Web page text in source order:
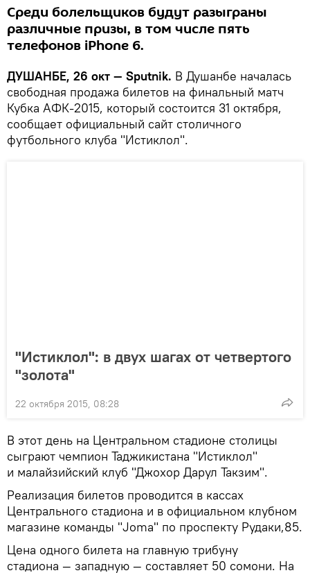
Среди болельщиков будут разыграны
различные призы, в том числе пять
телефонов iPhone 6.
ДУШАНБЕ, 26 окт — Sputnik. В Душанбе началась
свободная продажа билетов на финальный матч
Кубка АФК-2015, который состоится 31 октября,
сообщает официальный сайт столичного
футбольного клуба "Истиклол".
"Истиклол": в двух шагах от четвертого
"золота"
22 октября 2015, 08:28
В этот день на Центральном стадионе столицы
сыграют чемпион Таджикистана "Истиклол"
и малайзийский клуб "Джохор Дарул Такзим".
Реализация билетов проводится в кассах
Центрального стадиона и в официальном клубном
магазине команды "Joma" по проспекту Рудаки,85.
Цена одного билета на главную трибуну
стадиона — западную — составляет 50 сомони. На